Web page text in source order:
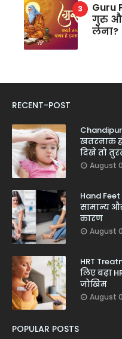
Guru
गुरु
लेना?
RECENT-POST
खतरनाक
दिखें तो
August
Hand
सामान्य
कारण
August
HRT
लिए बढ़ा
जोखिम
August
POPULAR POSTS